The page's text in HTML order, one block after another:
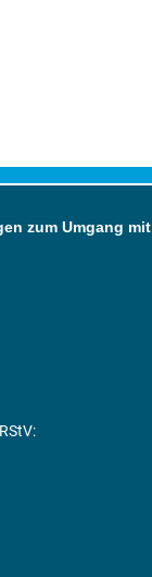
zum Umgang mit